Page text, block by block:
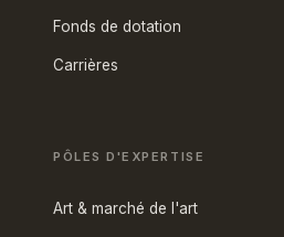
Fonds de dotation
Carrières
PÔLES D'EXPERTISE
Art & marché de l'art